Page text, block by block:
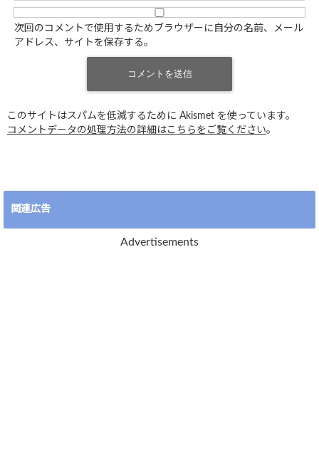
次回のコメントで使用するためブラウザーに自分の名前、メール
アドレス、サイトを保存する。
このサイトはスパムを低減するために Akismet を使っています。
コメントデータの処理方法の詳細はこちらをご覧ください。
関連広告
Advertisements